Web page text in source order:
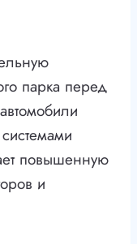
парка перед
повышенную
и